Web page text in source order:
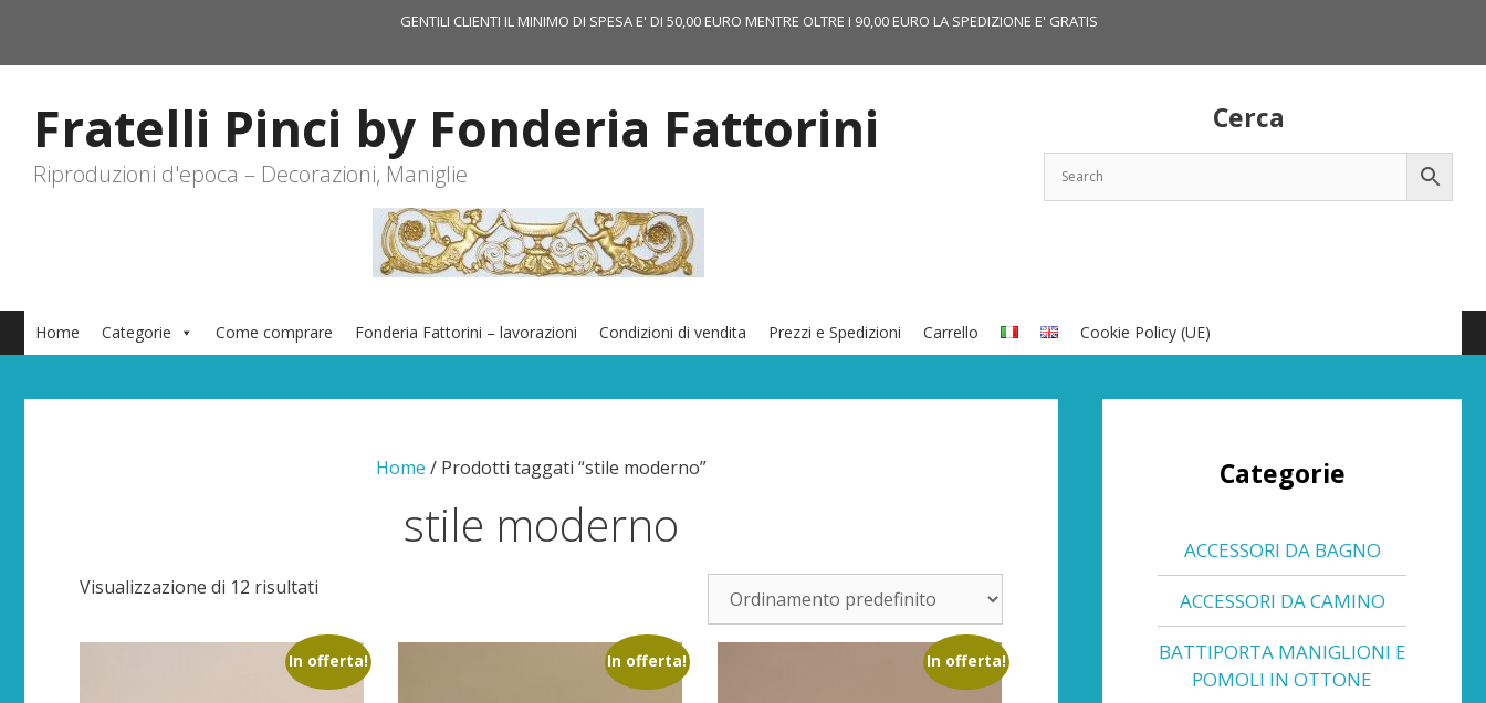
contenuto
GENTILI CLIENTI IL MINIMO DI SPESA E' DI 50,00 EURO MENTRE OLTRE I 90,00 EURO LA SPEDIZIONE E' GRATIS
Cerca
Fratelli Pinci by Fonderia Fattorini
Riproduzioni d'epoca – Decorazioni, Maniglie
Home Categorie Come comprare Fonderia Fattorini – lavorazioni Condizioni di vendita Prezzi e Spedizioni Carrello Cookie Policy (UE)
Home / Prodotti taggati “stile moderno”
stile moderno
Visualizzazione di 12 risultati
In offerta! In offerta! In offerta!
Categorie
ACCESSORI DA BAGNO
ACCESSORI DA CAMINO
BATTIPORTA MANIGLIONI E
POMOLI IN OTTONE